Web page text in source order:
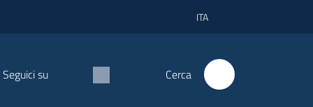
ITA
Seguici su Cerca